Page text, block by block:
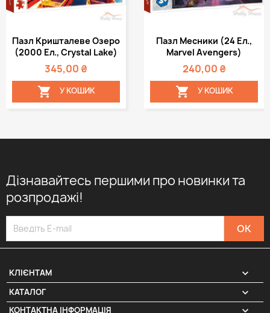
Пазл Кришталеве Озеро
(2000 Ел., Crystal Lake)
345,00 ₴
 У КОШИК
Пазл Месники (24 Ел.,
Marvel Avengers)
240,00 ₴
 У КОШИК
Дізнавайтесь першими про новинки та
розпродажі!
КЛІЄНТАМ 
КАТАЛОГ 
КОНТАКТНА ІНФОРМАЦІЯ